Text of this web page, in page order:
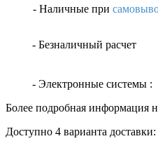
- Наличные при
- Безналичный расчет
- Электронные системы :
Более подробная информация
Доступно 4 варианта доставки: